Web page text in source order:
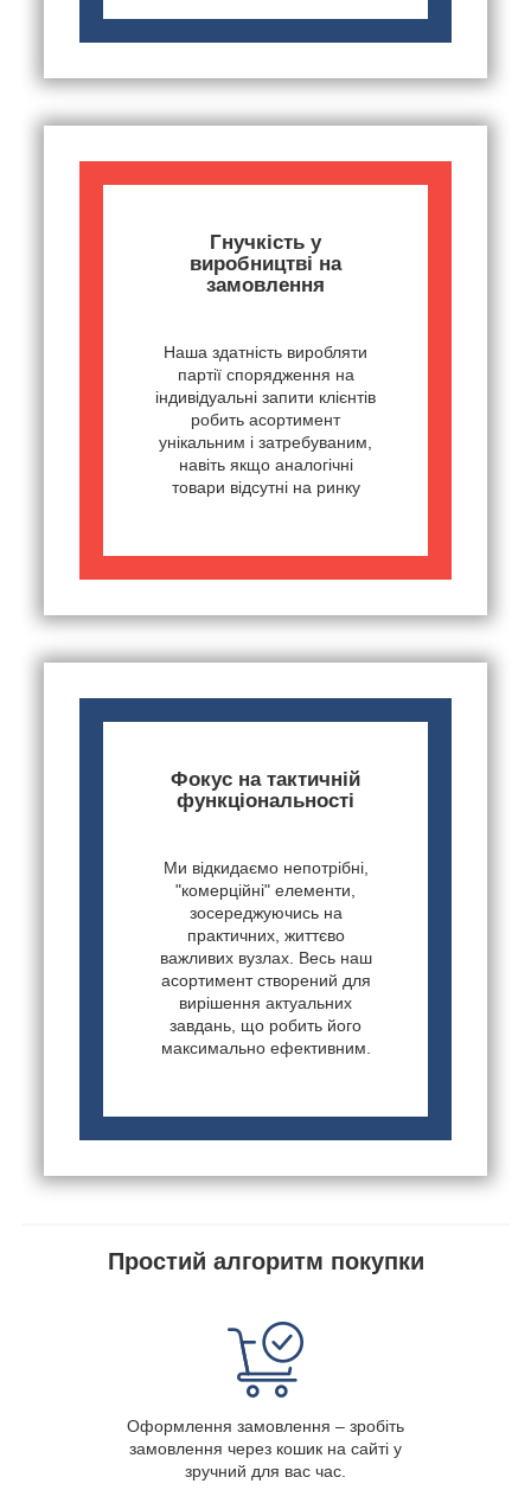
Гнучкість у
виробництві на
замовлення
Наша здатність виробляти
партії спорядження на
індивідуальні запити клієнтів
робить асортимент
унікальним і затребуваним,
навіть якщо аналогічні
товари відсутні на ринку
Фокус на тактичній
функціональності
Ми відкидаємо непотрібні,
"комерційні" елементи,
зосереджуючись на
практичних, життєво
важливих вузлах. Весь наш
асортимент створений для
вирішення актуальних
завдань, що робить його
максимально ефективним.
Простий алгоритм покупки
Оформлення замовлення – зробіть
замовлення через кошик на сайті у
зручний для вас час.